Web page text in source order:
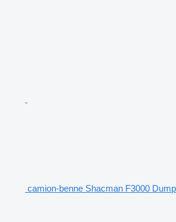
camion-benne Shacman F3000 Dump